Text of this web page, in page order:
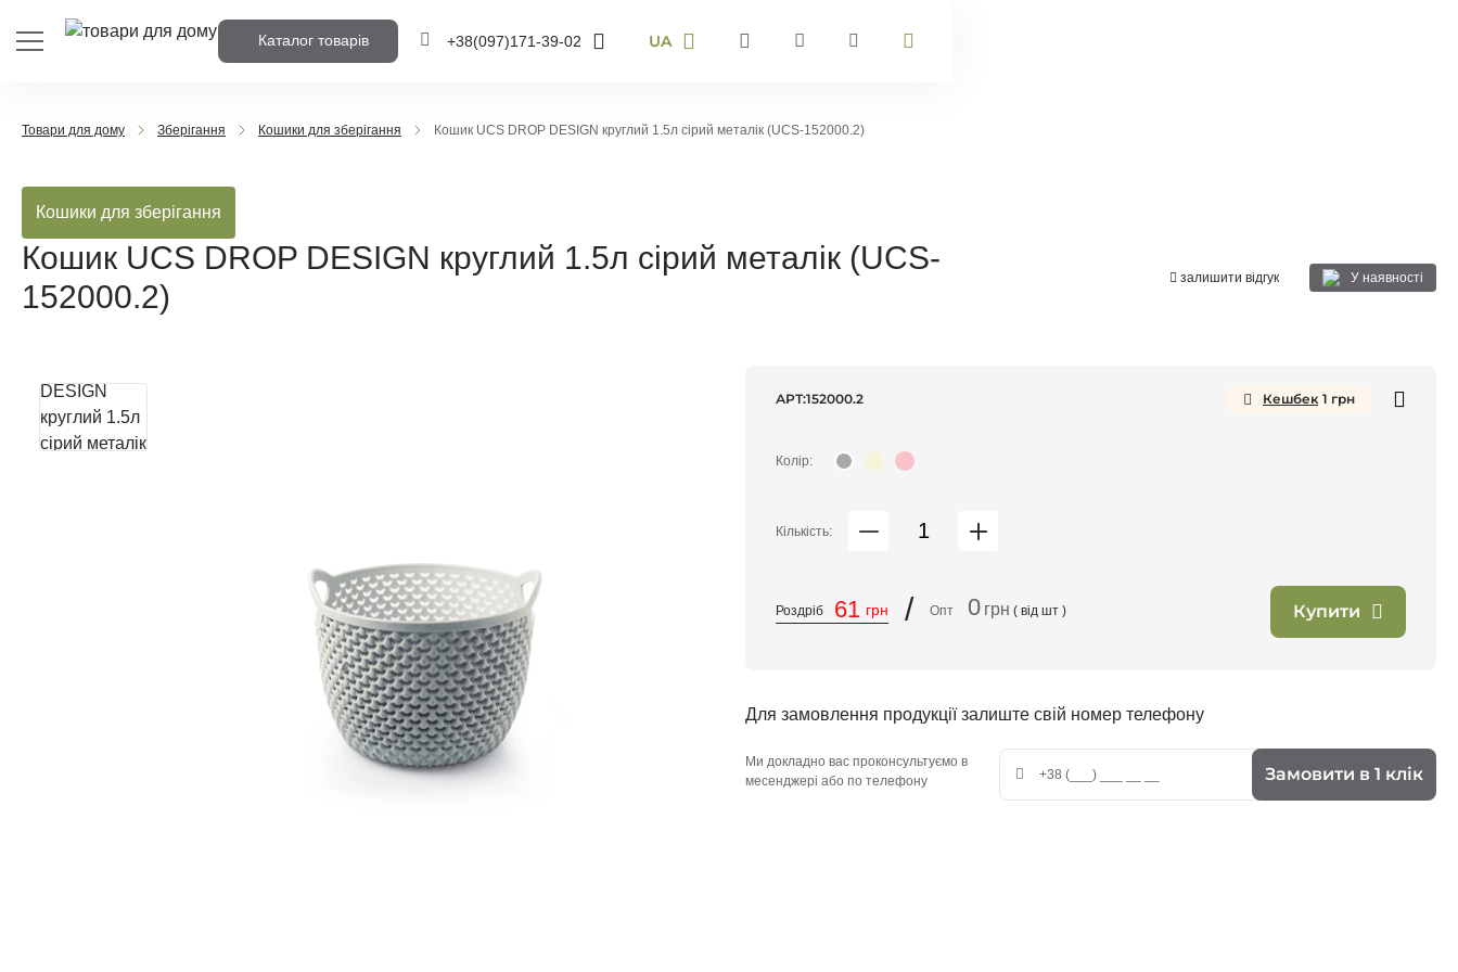
Каталог товарів +38(097)171-39-02
UA
EN
Товари для дому Зберігання Кошики для зберігання Кошик UCS DROP DESIGN круглий 1.5л сірий металік (UCS-152000.2)
Кошики для зберігання
Кошик UCS DROP DESIGN круглий 1.5л сірий металік (UCS-
152000.2)
залишити відгук У наявності
АРТ:152000.2 Кешбек 1 грн
Колір:
Кількість:
Роздріб 61 грн / Опт 0 грн ( від шт ) Купити
Для замовлення продукції залиште свій номер телефону
Ми докладно вас проконсультуємо в
месенджері або по телефону
Замовити в 1 клік